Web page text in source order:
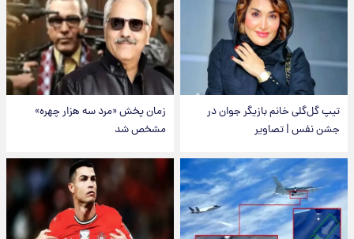
تیپ گل‌گلی خانم بازیگر جوان در
جشن نفس | تصاویر
زمان پخش «مرد سه هزار چهره»
مشخص شد